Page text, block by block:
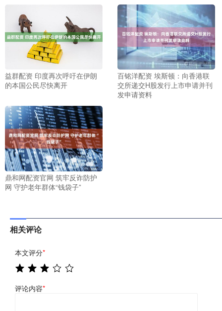
益群配资 印度再次呼吁在伊朗
的本国公民尽快离开
百铭洋配资 埃斯顿：向香港联
交所递交H股发行上市申请并刊
发申请资料
鼎和网配资官网 筑牢反诈防护
网 守护老年群体“钱袋子”
相关评论
本文评分*
评论内容*